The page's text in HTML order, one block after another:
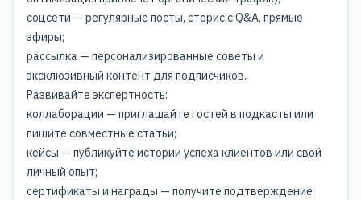
соцсети — регулярные посты, сторис с Q&A, прямые
эфиры;
рассылка — персонализированные советы и
эксклюзивный контент для подписчиков.
Развивайте экспертность:
коллаборации — приглашайте гостей в подкасты или
пишите совместные статьи;
кейсы — публикуйте истории успеха клиентов или свой
личный опыт;
сертификаты и награды — получите подтверждение